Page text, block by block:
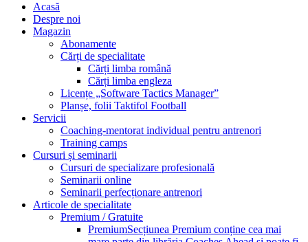
Acasă
Despre noi
Magazin
Abonamente
Cărți de specialitate
Cărți limba română
Cărți limba engleza
Licențe „Software Tactics Manager”
Planșe, folii Taktifol Football
Servicii
Coaching-mentorat individual pentru antrenori
Training camps
Cursuri și seminarii
Cursuri de specializare profesională
Seminarii online
Seminarii perfecționare antrenori
Articole de specialitate
Premium / Gratuite
PremiumSecțiunea Premium conține cea mai